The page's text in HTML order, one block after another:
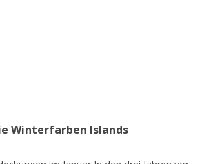
Winterfarben Islands